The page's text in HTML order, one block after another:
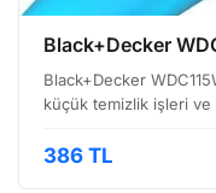
Black+Decker
Black+Decker
küçük temizlik işleri ve
aracınızda, ofisinizde
386 TL